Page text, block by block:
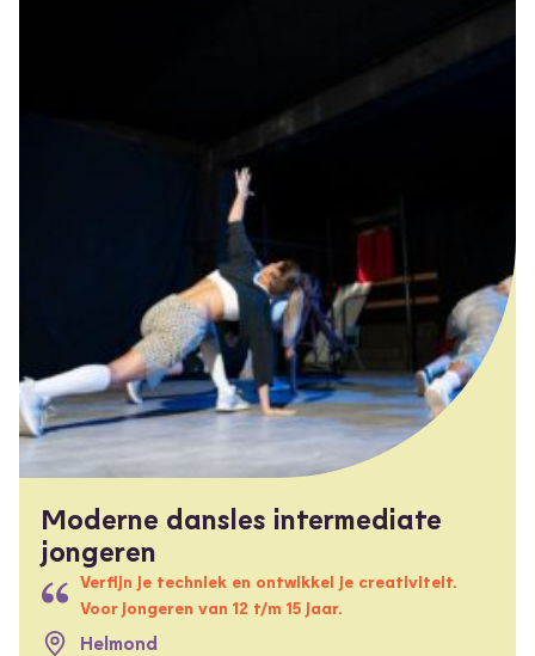
Moderne dansles intermediate
jongeren
Verfijn je techniek en ontwikkel je creativiteit.
Voor jongeren van 12 t/m 15 jaar.
Helmond